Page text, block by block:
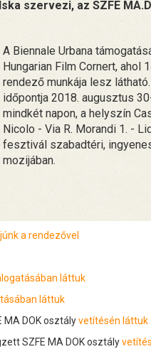
szervezi, az SZFE
A Biennale Urbana
Hungarian Film Cornert, ahol
rendező munkája lesz
időpontja 2018. augusztus
mindkét napon, a helyszín
Nicolo - Via R. Morandi 1. -
fesztivál szabadtéri,
mozijában.
a rendezővel
láttuk
láttuk
MA DOK osztályvetítésén láttuk
SZFE MA DOK osztály